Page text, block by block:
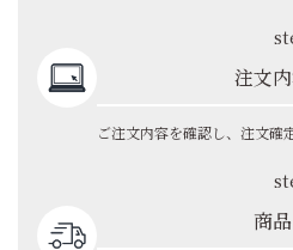
注文
ご注文内容を確認し、注文確
商